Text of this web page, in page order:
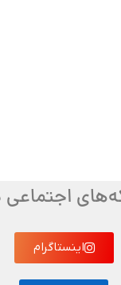
اجتماعی
اینستاگرام